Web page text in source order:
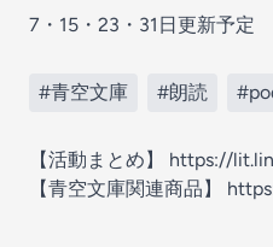
7・15・23・31日更新予定
#青空文庫 #朗読
【活動まとめ】 https://
【青空文庫関連商品】